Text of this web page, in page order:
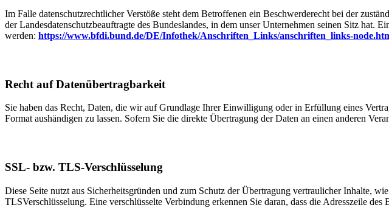
Im Falle datenschutzrechtlicher Verstöße steht dem Betroffenen ein Beschwerderecht bei der
der Landesdatenschutzbeauftragte des Bundeslandes, in dem unser Unternehmen seinen Sitz
werden: https://www.bfdi.bund.de/DE/Infothek/Anschriften_Links/anschriften_links-
Recht auf Datenübertragbarkeit
Sie haben das Recht, Daten, die wir auf Grundlage Ihrer Einwilligung oder in Erfüllung eines
Format aushändigen zu lassen. Sofern Sie die direkte Übertragung der Daten an einen anderen
SSL- bzw. TLS-Verschlüsselung
Diese Seite nutzt aus Sicherheitsgründen und zum Schutz der Übertragung vertraulicher Inhalte,
TLSVerschlüsselung. Eine verschlüsselte Verbindung erkennen Sie daran, dass die Adresszeile